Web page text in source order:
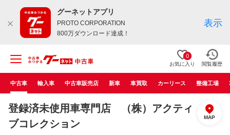
グーネットアプリ
PROTO CORPORATION
800万ダウンロード達成！
表示
0
お気に入り 閲覧履歴
中古車 輸入車 中古車販売店 新車 車買取 カーリース 整備工場
登録済未使用車専門店 （株）アクティ
ブコレクション
MAP